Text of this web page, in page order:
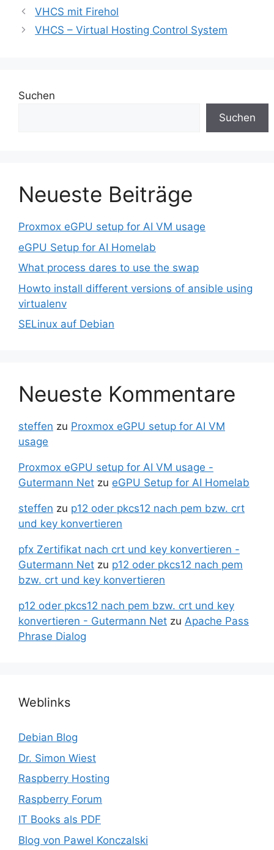
VHCS mit Firehol
VHCS – Virtual Hosting Control System
Suchen
Suchen
Neueste Beiträge
Proxmox eGPU setup for AI VM usage
eGPU Setup for AI Homelab
What process dares to use the swap
Howto install different versions of ansible using
virtualenv
SELinux auf Debian
Neueste Kommentare
steffen zu Proxmox eGPU setup for AI VM
usage
Proxmox eGPU setup for AI VM usage -
Gutermann Net zu eGPU Setup for AI Homelab
steffen zu p12 oder pkcs12 nach pem bzw. crt
und key konvertieren
pfx Zertifikat nach crt und key konvertieren -
Gutermann Net zu p12 oder pkcs12 nach pem
bzw. crt und key konvertieren
p12 oder pkcs12 nach pem bzw. crt und key
konvertieren - Gutermann Net zu Apache Pass
Phrase Dialog
Weblinks
Debian Blog
Dr. Simon Wiest
Raspberry Hosting
Raspberry Forum
IT Books als PDF
Blog von Pawel Konczalski